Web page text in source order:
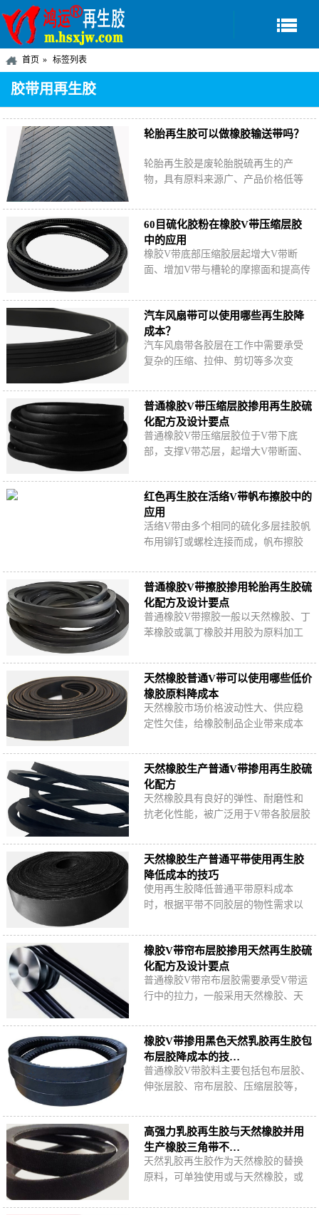
首页 标签列表
胶带用再生胶
轮胎再生胶可以做橡胶输送带吗？
轮胎再生胶是废轮胎脱硫再生的产
物，具有原料来源广、产品价格低等
产？哪些输送带中可以使用轮胎再生
胶？
60目硫化胶粉在橡胶V带压缩层胶
中的应用
橡胶V带底部压缩胶层起增大V带断
面、增加V带与槽轮的摩擦面和提高传
苯橡胶、氯丁橡胶为原料加工而成，
适量掺用硫化胶…
汽车风扇带可以使用哪些再生胶降
成本？
汽车风扇带各胶层在工作中需要承受
复杂的压缩、拉伸、剪切等多次变
成本，一定要根据风扇带各胶层的具
体性能需求选择…
普通橡胶V带压缩层胶掺用再生胶硫
化配方及设计要点
普通橡胶V带压缩层胶位于V带下底
部，支撑V带芯层，起增大V带断面、
率等作用，一般以天然橡胶、丁苯橡
胶、氯丁橡胶并…
红色再生胶在活络V带帆布擦胶中的
应用
活络V带由多个相同的硫化多层挂胶帆
布用铆钉或螺栓连接而成，帆布擦胶
题？如何设计含再生胶的红色活络V带
帆布擦胶配方…
普通橡胶V带擦胶掺用轮胎再生胶硫
化配方及设计要点
普通橡胶V带擦胶一般以天然橡胶、丁
苯橡胶或氯丁橡胶并用胶为原料加工
证橡胶V带使用性能的前提下有效降低
原料成本。
天然橡胶普通V带可以使用哪些低价
橡胶原料降成本
天然橡胶市场价格波动性大、供应稳
定性欠佳，给橡胶制品企业带来成本
产橡胶V带时，可以使用哪些低价橡胶
原料？有什…
天然橡胶生产普通V带掺用再生胶硫
化配方
天然橡胶具有良好的弹性、耐磨性和
抗老化性能，被广泛用于V带各胶层胶
证橡胶V带使用性能的前提下有效降低
原料成本。
天然橡胶生产普通平带使用再生胶
降低成本的技巧
使用再生胶降低普通平带原料成本
时，根据平带不同胶层的物性需求以
将配方含胶率控制在一个合理的范围
内。
橡胶V带帘布层胶掺用天然再生胶硫
化配方及设计要点
普通橡胶V带帘布层胶需要承受V带运
行中的拉力，一般采用天然橡胶、天
量掺用天然再生胶可有效降低原料成
本。
橡胶V带掺用黑色天然乳胶再生胶包
布层胶降成本的技…
普通橡胶V带胶料主要包括包布层胶、
伸张层胶、帘布层胶、压缩层胶等，
或氯丁橡胶为原料加工而成，适量掺
用黑色天然…
高强力乳胶再生胶与天然橡胶并用
生产橡胶三角带不…
天然乳胶再生胶作为天然橡胶的替换
原料，可单独使用或与天然橡胶，或
层，有效降低原料成本。